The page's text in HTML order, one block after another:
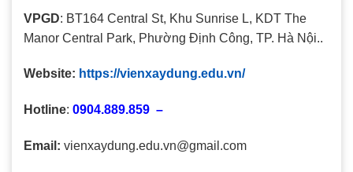
VPGD: BT164 Central St, Khu Sunrise L, KDT The
Manor Central Park, Phường Định Công, TP. Hà Nội..
Website: https://vienxaydung.edu.vn/
Hotline: 0904.889.859 –
Email: vienxaydung.edu.vn@gmail.com